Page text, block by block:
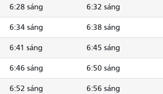
6:28 sáng 6:32 sáng
6:34 sáng 6:38 sáng
6:41 sáng 6:45 sáng
6:46 sáng 6:50 sáng
6:52 sáng 6:56 sáng